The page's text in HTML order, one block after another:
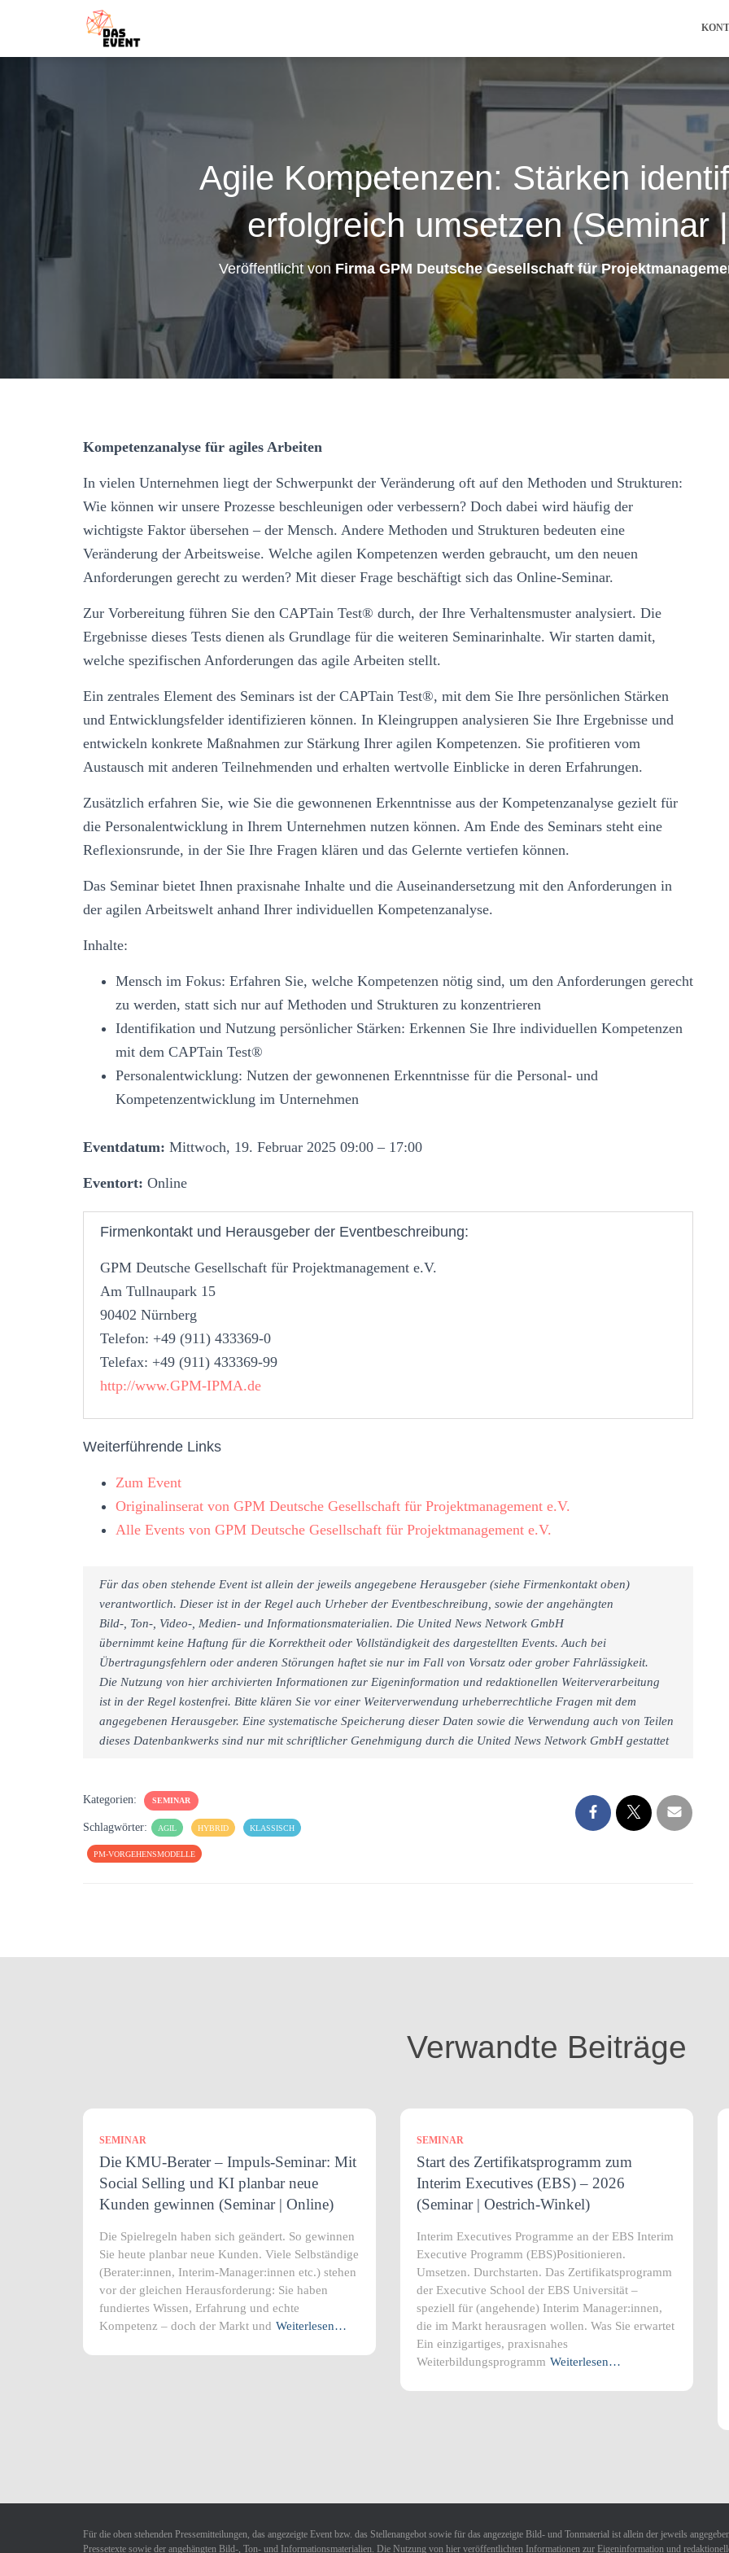
Agile Kompetenzen: Stärken
erfolgreich umsetzen (Seminar
Veröffentlicht von Firma GPM Deutsche Gesellschaft für
Kompetenzanalyse für agiles Arbeiten
In vielen Unternehmen liegt der Schwerpunkt der Veränderung oft auf den Methoden und Strukturen:
Wie können wir unsere Prozesse beschleunigen oder verbessern? Doch dabei wird häufig der
wichtigste Faktor übersehen – der Mensch. Andere Methoden und Strukturen bedeuten eine
Veränderung der Arbeitsweise. Welche agilen Kompetenzen werden gebraucht, um den neuen
Anforderungen gerecht zu werden? Mit dieser Frage beschäftigt sich das Online-Seminar.
Zur Vorbereitung führen Sie den CAPTain Test® durch, der Ihre Verhaltensmuster analysiert. Die
Ergebnisse dieses Tests dienen als Grundlage für die weiteren Seminarinhalte. Wir starten damit,
welche spezifischen Anforderungen das agile Arbeiten stellt.
Ein zentrales Element des Seminars ist der CAPTain Test®, mit dem Sie Ihre persönlichen Stärken
und Entwicklungsfelder identifizieren können. In Kleingruppen analysieren Sie Ihre Ergebnisse und
entwickeln konkrete Maßnahmen zur Stärkung Ihrer agilen Kompetenzen. Sie profitieren vom
Austausch mit anderen Teilnehmenden und erhalten wertvolle Einblicke in deren Erfahrungen.
Zusätzlich erfahren Sie, wie Sie die gewonnenen Erkenntnisse aus der Kompetenzanalyse gezielt für
die Personalentwicklung in Ihrem Unternehmen nutzen können. Am Ende des Seminars steht eine
Reflexionsrunde, in der Sie Ihre Fragen klären und das Gelernte vertiefen können.
Das Seminar bietet Ihnen praxisnahe Inhalte und die Auseinandersetzung mit den Anforderungen in
der agilen Arbeitswelt anhand Ihrer individuellen Kompetenzanalyse.
Inhalte:
Mensch im Fokus: Erfahren Sie, welche Kompetenzen nötig sind, um den Anforderungen gerecht
zu werden, statt sich nur auf Methoden und Strukturen zu konzentrieren
Identifikation und Nutzung persönlicher Stärken: Erkennen Sie Ihre individuellen Kompetenzen
mit dem CAPTain Test®
Personalentwicklung: Nutzen der gewonnenen Erkenntnisse für die Personal- und
Kompetenzentwicklung im Unternehmen
Eventdatum: Mittwoch, 19. Februar 2025 09:00 – 17:00
Eventort: Online
Firmenkontakt und Herausgeber der Eventbeschreibung:
GPM Deutsche Gesellschaft für Projektmanagement e.V.
Am Tullnaupark 15
90402 Nürnberg
Telefon: +49 (911) 433369-0
Telefax: +49 (911) 433369-99
http://www.GPM-IPMA.de
Weiterführende Links
Zum Event
Originalinserat von GPM Deutsche Gesellschaft für Projektmanagement e.V.
Alle Events von GPM Deutsche Gesellschaft für Projektmanagement e.V.
Für das oben stehende Event ist allein der jeweils angegebene Herausgeber (siehe Firmenkontakt oben)
verantwortlich. Dieser ist in der Regel auch Urheber der Eventbeschreibung, sowie der angehängten
Bild-, Ton-, Video-, Medien- und Informationsmaterialien. Die United News Network GmbH
übernimmt keine Haftung für die Korrektheit oder Vollständigkeit des dargestellten Events. Auch bei
Übertragungsfehlern oder anderen Störungen haftet sie nur im Fall von Vorsatz oder grober Fahrlässigkeit.
Die Nutzung von hier archivierten Informationen zur Eigeninformation und redaktionellen Weiterverarbeitung
ist in der Regel kostenfrei. Bitte klären Sie vor einer Weiterverwendung urheberrechtliche Fragen mit dem
angegebenen Herausgeber. Eine systematische Speicherung dieser Daten sowie die Verwendung auch von Teilen
dieses Datenbankwerks sind nur mit schriftlicher Genehmigung durch die United News Network GmbH gestattet
Kategorien: SEMINAR
Schlagwörter: AGIL HYBRID KLASSISCH
PM-VORGEHENSMODELLE
Verwandte Beiträge
SEMINAR
Die KMU-Berater – Impuls-Seminar: Mit
Social Selling und KI planbar neue
Kunden gewinnen (Seminar | Online)
Die Spielregeln haben sich geändert. So gewinnen
Sie heute planbar neue Kunden. Viele Selbständige
(Berater:innen, Interim-Manager:innen etc.) stehen
vor der gleichen Herausforderung: Sie haben
fundiertes Wissen, Erfahrung und echte
Kompetenz – doch der Markt und Weiterlesen…
SEMINAR
Start des Zertifikatsprogramm zum
Interim Executives (EBS) – 2026
(Seminar | Oestrich-Winkel)
Interim Executives Programme an der EBS Interim
Executive Programm (EBS)Positionieren.
Umsetzen. Durchstarten. Das Zertifikatsprogramm
der Executive School der EBS Universität –
speziell für (angehende) Interim Manager:innen,
die im Markt herausragen wollen. Was Sie erwartet
Ein einzigartiges, praxisnahes
Weiterbildungsprogramm Weiterlesen…
Für die oben stehenden Pressemitteilungen, das angezeigte Event bzw. das Stellenangebot sowie für das angezeigte Bild- und Tonmaterial ist allein der jeweils
Pressetexte sowie der angehängten Bild-, Ton- und Informationsmaterialien. Die Nutzung von hier veröffentlichten Informationen zur Eigeninformation und